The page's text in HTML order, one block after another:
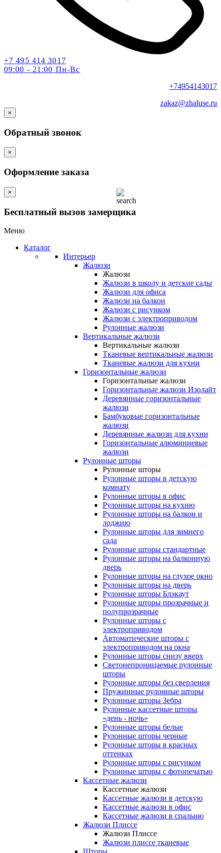
+7 495 414 3017
09:00 - 21:00 Пн-Вс
+74954143017
zakaz@zhaluse.ru
×
Обратный звонок
×
Оформление заказа
×
Бесплатный вызов замерщика
Меню
Каталог
Интерьер
Жалюзи
Жалюзи
Жалюзи в школу и детские сады
Жалюзи для офиса
Жалюзи на балкон
Жалюзи с рисунком
Жалюзи с электроприводом
Рулонные жалюзи
Вертикальные жалюзи
Вертикальные жалюзи
Тканевые вертикальные жалюзи
Тканевые жалюзи для кухни
Горизонтальные жалюзи
Горизонтальные жалюзи
Горизонтальные жалюзи Изолайт
Деревянные горизонтальные
жалюзи
Бамбуковые горизонтальные
жалюзи
Деревянные жалюзи для кухни
Горизонтальные алюминиевые
жалюзи
Рулонные шторы
Рулонные шторы
Рулонные шторы в детскую
комнату
Рулонные шторы в офис
Рулонные шторы на кухню
Рулонные шторы на балкон и
лоджию
Рулонные шторы для зимнего
сада
Рулонные шторы стандартные
Рулонные шторы на балконную
дверь
Рулонные шторы на глухое окно
Рулонные шторы на дверь
Рулонные шторы Блэкаут
Рулонные шторы прозрачные и
полупрозрачные
Рулонные шторы с
электроприводом
Автоматические шторы с
электроприводом на окна
Рулонные шторы снизу вверх
Светонепроницаемые рулонные
шторы
Рулонные шторы без сверления
Пружинные рулонные шторы
Рулонные шторы Зебра
Рулонные кассетные шторы
«день - ночь»
Рулонные шторы белые
Рулонные шторы черные
Рулонные шторы в красных
оттенках
Рулонные шторы с рисунком
Рулонные шторы с фотопечатью
Кассетные жалюзи
Кассетные жалюзи
Кассетные жалюзи в детскую
Кассетные жалюзи в офис
Кассетные жалюзи в спальню
Жалюзи Плиссе
Жалюзи Плиссе
Жалюзи плиссе тканевые